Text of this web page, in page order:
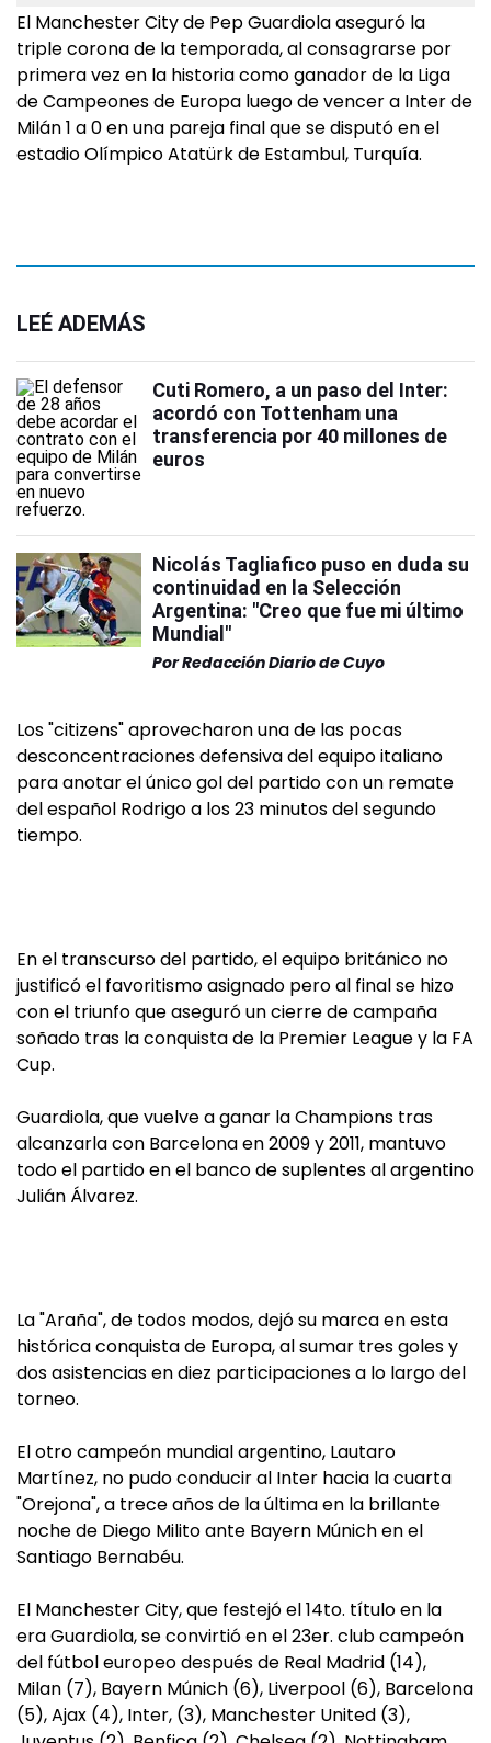
El Manchester City de Pep Guardiola aseguró la
triple corona de la temporada, al consagrarse por
primera vez en la historia como ganador de la Liga
de Campeones de Europa luego de vencer a Inter de
Milán 1 a 0 en una pareja final que se disputó en el
estadio Olímpico Atatürk de Estambul, Turquía.
LEÉ ADEMÁS
Cuti Romero, a un paso del Inter:
acordó con Tottenham una
transferencia por 40 millones de
euros
Nicolás Tagliafico puso en duda su
continuidad en la Selección
Argentina: "Creo que fue mi último
Mundial"
PorRedacción Diario de Cuyo
Los "citizens" aprovecharon una de las pocas
desconcentraciones defensiva del equipo italiano
para anotar el único gol del partido con un remate
del español Rodrigo a los 23 minutos del segundo
tiempo.
En el transcurso del partido, el equipo británico no
justificó el favoritismo asignado pero al final se hizo
con el triunfo que aseguró un cierre de campaña
soñado tras la conquista de la Premier League y la FA
Cup.
Guardiola, que vuelve a ganar la Champions tras
alcanzarla con Barcelona en 2009 y 2011, mantuvo
todo el partido en el banco de suplentes al argentino
Julián Álvarez.
La "Araña", de todos modos, dejó su marca en esta
histórica conquista de Europa, al sumar tres goles y
dos asistencias en diez participaciones a lo largo del
torneo.
El otro campeón mundial argentino, Lautaro
Martínez, no pudo conducir al Inter hacia la cuarta
"Orejona", a trece años de la última en la brillante
noche de Diego Milito ante Bayern Múnich en el
Santiago Bernabéu.
El Manchester City, que festejó el 14to. título en la
era Guardiola, se convirtió en el 23er. club campeón
del fútbol europeo después de Real Madrid (14),
Milan (7), Bayern Múnich (6), Liverpool (6), Barcelona
(5), Ajax (4), Inter, (3), Manchester United (3),